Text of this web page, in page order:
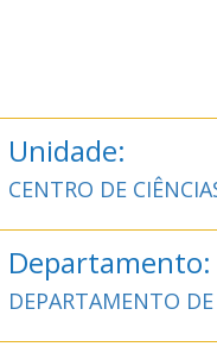
Unidade:
CENTRO DE
Departamento:
DEPARTAMENTO